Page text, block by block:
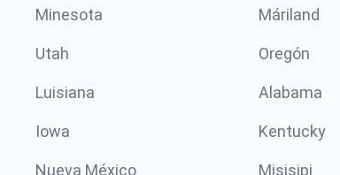
Minesota Máriland
Utah Oregón
Luisiana Alabama
Iowa Kentucky
Nueva México Misisipi